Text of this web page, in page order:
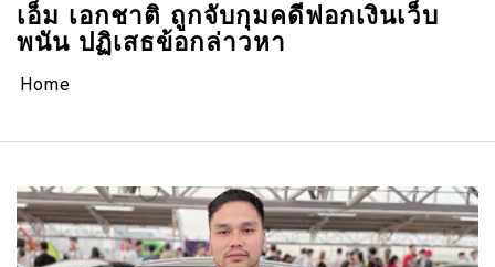
เอ็ม เอกชาติ ถูกจับกุมคดีฟอกเงินเว็บ
พนัน ปฏิเสธข้อกล่าวหา
Home